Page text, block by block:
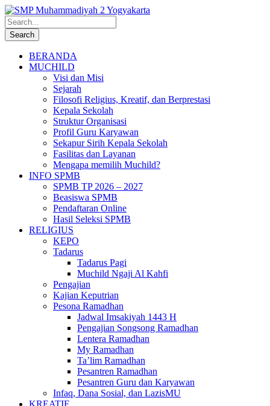
BERANDA
MUCHILD
Visi dan Misi
Sejarah
Filosofi Religius, Kreatif, dan Berprestasi
Kepala Sekolah
Struktur Organisasi
Profil Guru Karyawan
Sekapur Sirih Kepala Sekolah
Fasilitas dan Layanan
Mengapa memilih Muchild?
INFO SPMB
SPMB TP 2026 – 2027
Beasiswa SPMB
Pendaftaran Online
Hasil Seleksi SPMB
RELIGIUS
KEPO
Tadarus
Tadarus Pagi
Muchild Ngaji Al Kahfi
Pengajian
Kajian Keputrian
Pesona Ramadhan
Jadwal Imsakiyah 1443 H
Pengajian Songsong Ramadhan
Lentera Ramadhan
My Ramadhan
Ta’lim Ramadhan
Pesantren Ramadhan
Pesantren Guru dan Karyawan
Infaq, Dana Sosial, dan LazisMU
KREATIF